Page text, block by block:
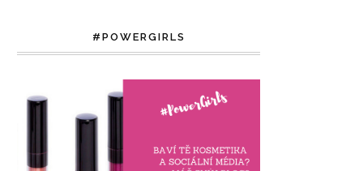
#POWERGIRLS